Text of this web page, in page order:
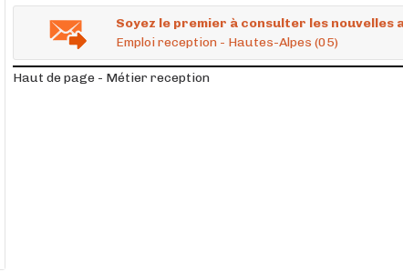
Soyez le premier à consulter les nouvelles
Emploi reception - Hautes-Alpes (05)
Haut de page - Métier reception